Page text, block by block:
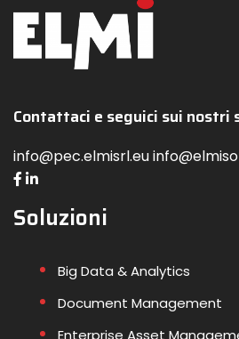
Contattaci e seguici sui nostri
info@pec.elmisrl.eu
Soluzioni
Big Data & Analytics
Document Management
Enterprise Asset